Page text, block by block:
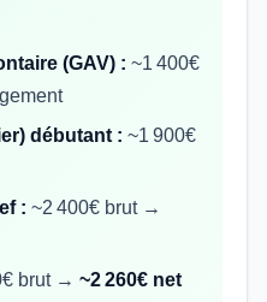
(GAV) : ~1 400€
débutant : ~1 900€
: ~2 400€ brut →
brut → ~2 260€ net